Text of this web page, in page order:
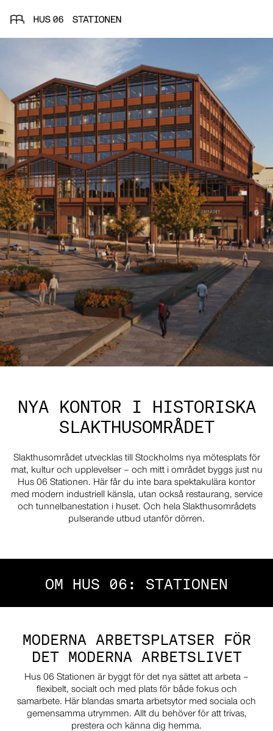
NYA KONTOR I HISTORISKA
SLAKTHUSOMRÅDET
Slakthusområdet utvecklas till Stockholms nya mötesplats för
mat, kultur och upplevelser – och mitt i området byggs just nu
Hus 06 Stationen. Här får du inte bara spektakulära kontor
med modern industriell känsla, utan också restaurang, service
och tunnelbanestation i huset. Och hela Slakthusområdets
pulserande utbud utanför dörren.
OM HUS 06: STATIONEN
MODERNA ARBETSPLATSER FÖR
DET MODERNA ARBETSLIVET
Hus 06 Stationen är byggt för det nya sättet att arbeta –
flexibelt, socialt och med plats för både fokus och
samarbete. Här blandas smarta arbetsytor med sociala och
gemensamma utrymmen. Allt du behöver för att trivas,
prestera och känna dig hemma.